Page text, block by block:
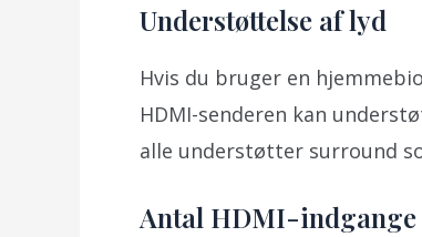
Understøttelse af lyd
Hvis du bruger en
HDMI-senderen kan
alle understøtter surround
Antal HDMI-